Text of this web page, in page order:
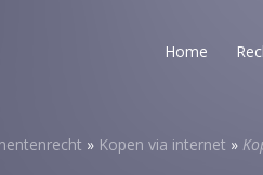
Home
» Kopen via internet »